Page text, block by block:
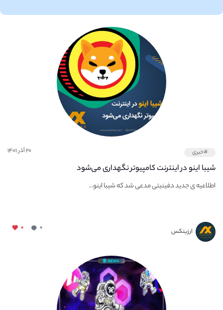
#خبری ۲۰ آذر ۱۴۰۱
شیبا اینو در اینترنت کامپیوتر نگهداری می‌شود
اطلاعیه ی جدید دفینیتی مدعی شد که شیبا اینو...
ارزینکس ۰ ۰